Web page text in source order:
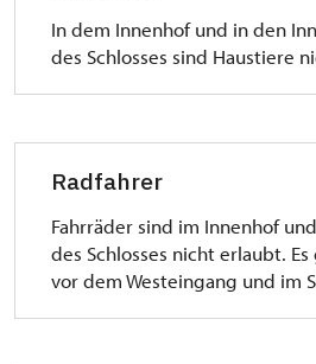
In dem Innenhof und in den
des Schlosses sind Haustiere
Radfahrer
Fahrräder sind im Innenhof
des Schlosses nicht erlaubt.
vor dem Westeingang und im